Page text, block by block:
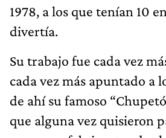
1978, a los que tenían 10
divertía.
Su trabajo fue cada vez
cada vez más apuntado a
de ahí su famoso
que alguna vez quisieron